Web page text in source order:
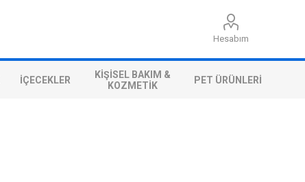
Hesabım
İÇECEKLER
KIŞISEL BAKIM &
KOZMETIK
PET ÜRÜNLERI